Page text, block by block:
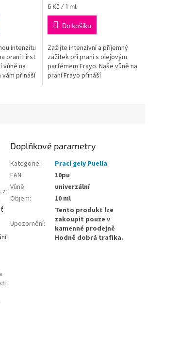
intenzitu
praní First
vůně na
vám přináší
Měrná
cena:
6 Kč / 1 ml
Do košíku
Zažijte intenzivní a příjemný
zážitek při praní s olejovým
parfémem Frayo. Naše vůně na
praní Frayo přináší
z
Doplňkové parametry
Kategorie:
Prací gely Puella
EAN:
10pu
Vůně:
univerzální
Objem: 10 ml
Upozornění:
Tento produkt lze
zakoupit pouze v
kamenné prodejně
Hodně dobrá trafika.